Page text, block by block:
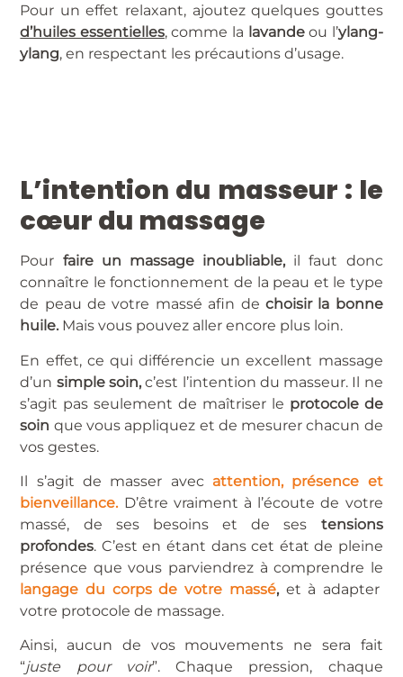
Pour un effet relaxant, ajoutez quelques gouttes
d’huiles essentielles, comme la lavandeou l’ylang-
ylang, en respectant les précautions d’usage.
L’intention du masseur : le
cœur du massage
Pour faire un massage inoubliable, il faut donc
connaître le fonctionnement de la peau et le type
de peau de votre massé afin de choisir la bonne
huile. Mais vous pouvez aller encore plus loin.
En effet, ce qui différencie un excellent massage
d’un simple soin,c’est l’intention du masseur. Il ne
s’agit pas seulement de maîtriser le protocole de
soin que vous appliquez et de mesurer chacun de
vos gestes.
Il s’agit de masser avec attention, présence et
bienveillance.D’être vraiment à l’écoute de votre
massé, de ses besoins et de ses tensions
profondes. C’est en étant dans cet état de pleine
présence que vous parviendrez à comprendre le
langage du corps de votre massé,et à adapter
votre protocole de massage.
Ainsi, aucun de vos mouvements ne sera fait
“juste pour voir”. Chaque pression, chaque